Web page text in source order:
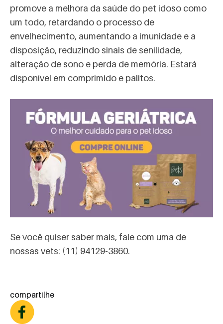
promove a melhora da saúde do pet idoso como
um todo, retardando o processo de
envelhecimento, aumentando a imunidade e a
disposição, reduzindo sinais de senilidade,
alteração de sono e perda de memória. Estará
disponível em comprimido e palitos.
Se você quiser saber mais, fale com uma de
nossas vets: (11) 94129-3860.
compartilhe